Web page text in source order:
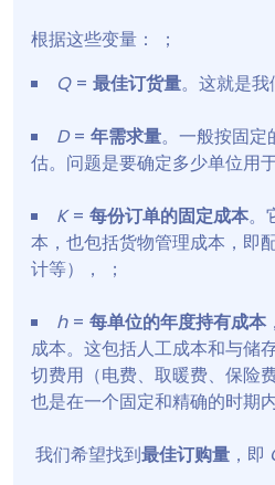
根据这些变量： ；
Q= 最佳订货量。这就是我
D= 年需求量。一般按固定
估。问题是要确定多少单位用
K= 每份订单的固定成本。
本，也包括货物管理成本，即
计等）， ；
h= 每单位的年度持有成本
成本。这包括人工成本和与储
切费用（电费、取暖费、保险
也是在一个固定和精确的时期
我们希望找到最佳订购量 ，即